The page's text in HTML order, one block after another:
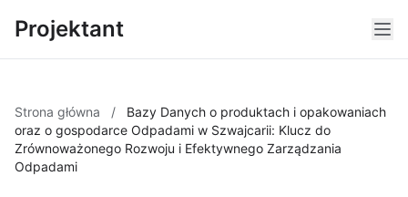
Projektant
Strona główna /
Bazy Danych o produktach i opakowaniach
oraz o gospodarce Odpadami w Szwajcarii: Klucz do
Zrównoważonego Rozwoju i Efektywnego Zarządzania
Odpadami